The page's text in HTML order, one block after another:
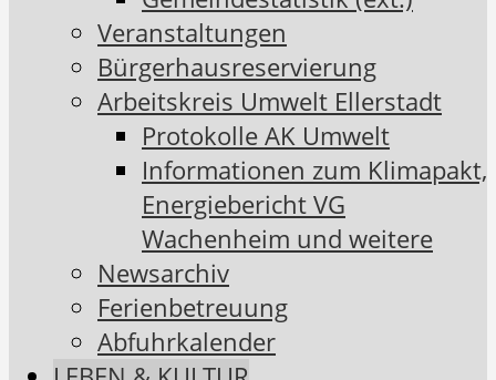
Veranstaltungen
Bürgerhausreservierung
Arbeitskreis Umwelt Ellerstadt
Protokolle AK Umwelt
Informationen zum Klimapakt,
Energiebericht VG
Wachenheim und weitere
Newsarchiv
Ferienbetreuung
Abfuhrkalender